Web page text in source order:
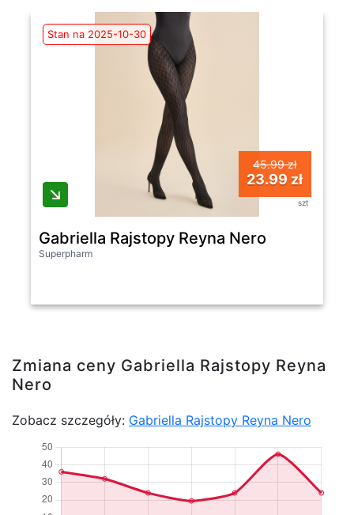
Stan na 2025-10-30
45.99 zł
23.99 zł
szt
Gabriella Rajstopy Reyna Nero
Superpharm
Zmiana ceny Gabriella Rajstopy Reyna
Nero
Zobacz szczegóły: Gabriella Rajstopy Reyna Nero